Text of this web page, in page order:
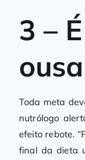
3 –
Toda meta
nutrólogo
efeito rebote.
final da dieta